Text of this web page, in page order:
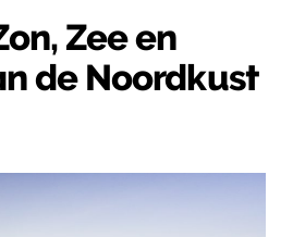
Zee en
de Noordkust